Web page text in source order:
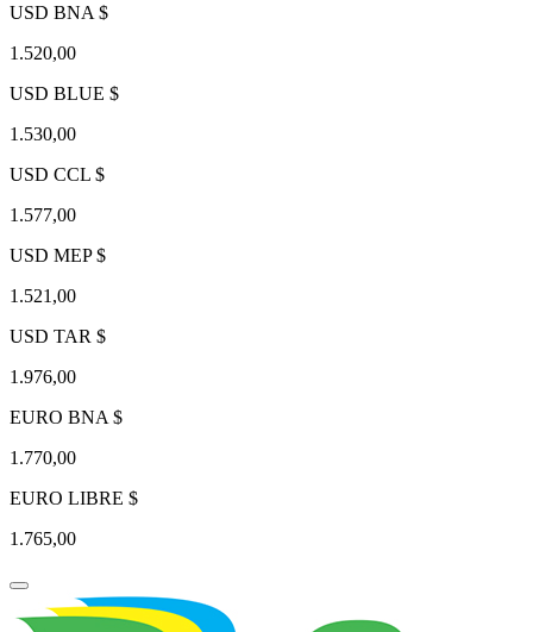
USD BNA $
1.520,00
USD BLUE $
1.530,00
USD CCL $
1.577,00
USD MEP $
1.521,00
USD TAR $
1.976,00
EURO BNA $
1.770,00
EURO LIBRE $
1.765,00